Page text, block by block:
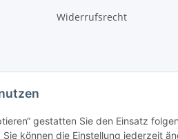
gestatten Sie den Einsatz
können die Einstellung jederzeit
Widerrufsrecht